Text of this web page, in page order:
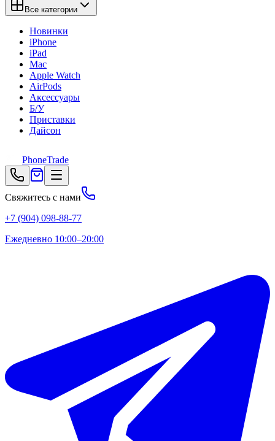
Все категории
Новинки
iPhone
iPad
Mac
Apple Watch
AirPods
Аксессуары
Б/У
Приставки
Дайсон
PhoneTrade
Свяжитесь с нами
+7 (904) 098-88-77
Ежедневно 10:00–20:00